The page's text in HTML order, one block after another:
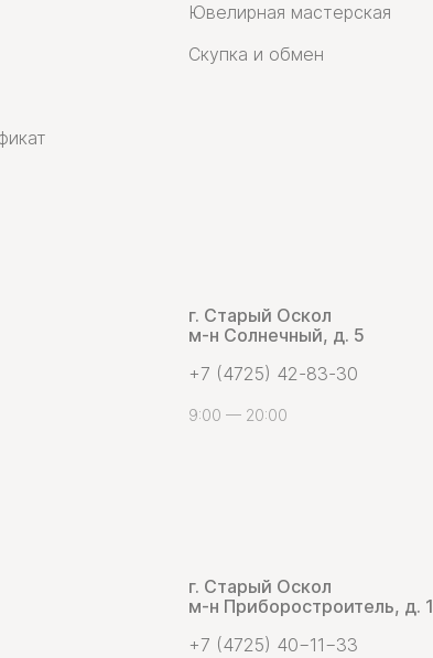
Ювелирная мастерская
Скупка и обмен
г. Старый Оскол
м-н Солнечный, д. 5
+7 (4725) 42-83-30
9:00 — 20:00
г. Старый Оскол
м-н Приборостроитель, д. 1
+7 (4725) 40−11−33